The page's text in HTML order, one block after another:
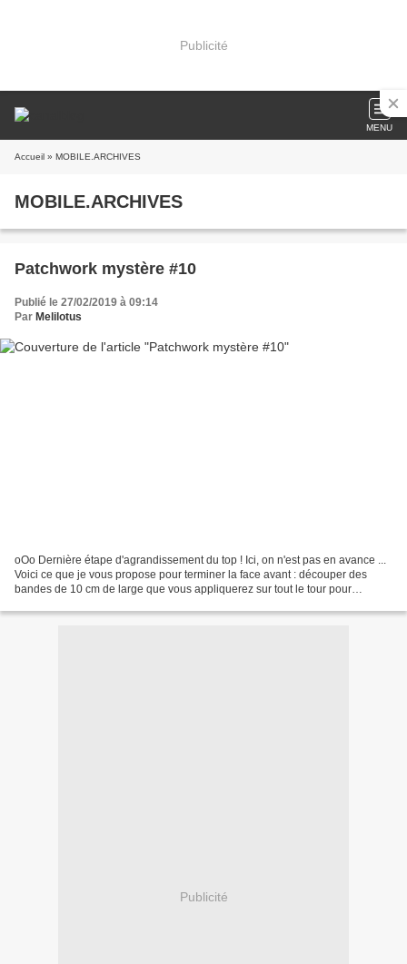
Publicité
MENU
Accueil » MOBILE.ARCHIVES
MOBILE.ARCHIVES
Patchwork mystère #10
Publié le 27/02/2019 à 09:14
Par Melilotus
oOo Dernière étape d'agrandissement du top ! Ici, on n'est pas en avance ...
Voici ce que je vous propose pour terminer la face avant : découper des
bandes de 10 cm de large que vous appliquerez sur tout le tour pour
Publicité